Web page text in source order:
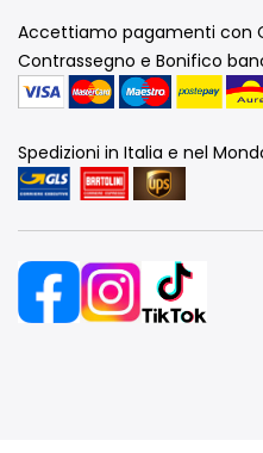
Accettiamo pagamenti con
Contrassegno e Bonifico
Spedizioni in Italia e nel